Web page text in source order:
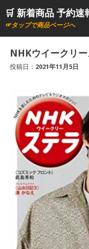
ン🛒 新着商品 予約速
☞タップで商品ページへ
NHKウイークリ
投稿日： 2021年11月5日